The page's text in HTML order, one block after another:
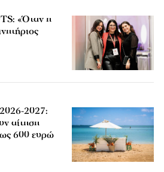
«Όταν η
2027:
αίτηση
600 ευρώ